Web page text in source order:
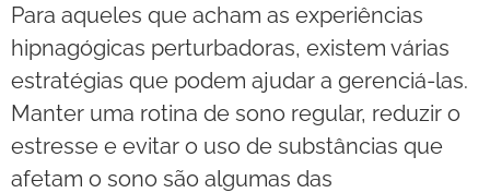
Para aqueles que acham as experiências
hipnagógicas perturbadoras, existem várias
estratégias que podem ajudar a gerenciá-las.
Manter uma rotina de sono regular, reduzir o
estresse e evitar o uso de substâncias que
afetam o sono são algumas das